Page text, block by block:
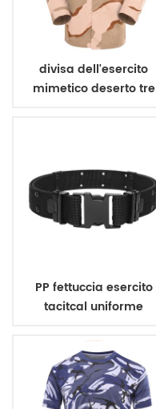
divisa dell'esercito
mimetico deserto tre
PP fettuccia esercito
tacitcal uniforme